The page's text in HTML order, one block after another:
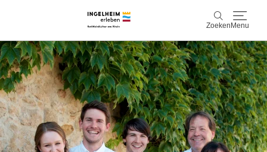
Zoeken Menu
Zoeken
Ontdek & ervaar
Wijn & Plezier
Kaiserpfalz, geschiedenis & cultuur